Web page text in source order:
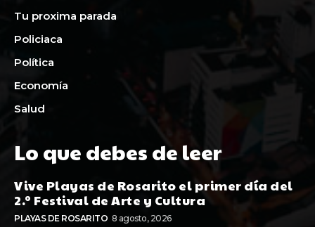
Tu proxima parada
Policiaca
Política
Economía
Salud
Lo que debes de leer
Vive Playas de Rosarito el primer día del
2.º Festival de Arte y Cultura
PLAYAS DE ROSARITO 8 agosto, 2026